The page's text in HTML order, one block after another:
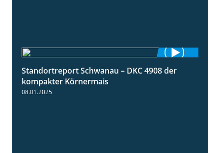
1:18
Standortreport Schwanau – DKC 4908 der
kompakter Körnermais
08.01.2025